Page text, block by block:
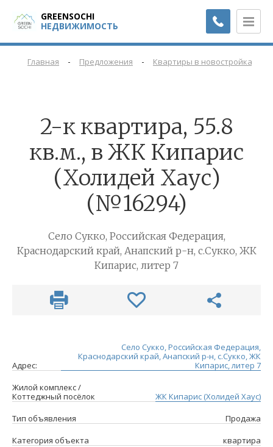
GREENSOCHI
НЕДВИЖИМОСТЬ
Главная - Предложения - Квартиры в новостройках
2-к квартира, 55.8
кв.м., в ЖК Кипарис
(Холидей Хаус)
(№16294)
Село Сукко, Российская Федерация,
Краснодарский край, Анапский р-н, с.Сукко, ЖК
Кипарис, литер 7
Адрес:
Село Сукко, Российская Федерация,
Краснодарский край, Анапский р-н, с.Сукко, ЖК
Кипарис, литер 7
Жилой комплекс /
Коттеджный посёлок
ЖК Кипарис (Холидей Хаус)
Тип объявления
Продажа
Категория объекта
квартира